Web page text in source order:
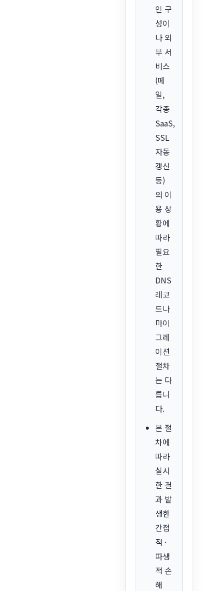
인 구
성이
나 외
부 서
비스
(메
일,
각종
SaaS,
SSL
자동
갱신
등)
의 이
용 상
황에
따라
필요
한
DNS
레코
드나
마이
그레
이션
절차
는 다
릅니
다.
본 절
차에
따라
실시
한 결
과 발
생한
간접
적 ·
파생
적 손
해